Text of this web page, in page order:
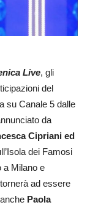
Live, gli
del
su Canale 5 dalle
da
Cipriani ed
dei Famosi
a Milano e
ad essere
Paola